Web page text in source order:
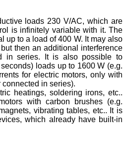
loads 230 V/AC, which are
is infinitely variable with it. The
up to a load of 400 W. It may also
then an additional interference
in series. It is also possible to
loads up to 1600 W (e.g.
for electric motors, only with
in series).
heatings, soldering irons, etc..
with carbon brushes (e.g.
vibrating tables, etc.. It is
which already have built-in